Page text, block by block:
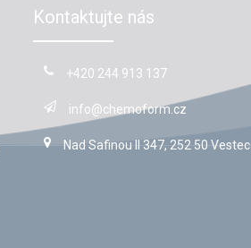
Kontaktujte nás
+420 244 913 137
info@chemoform.cz
Nad Safinou II 347, 252 50 Vestec